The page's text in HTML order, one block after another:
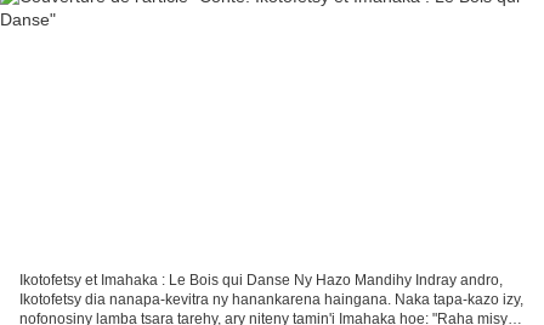
Ikotofetsy et Imahaka : Le Bois qui Danse Ny Hazo Mandihy Indray andro,
Ikotofetsy dia nanapa-kevitra ny hanankarena haingana. Naka tapa-kazo izy,
nofonosiny lamba tsara tarehy, ary niteny tamin'i Imahaka hoe: "Raha misy